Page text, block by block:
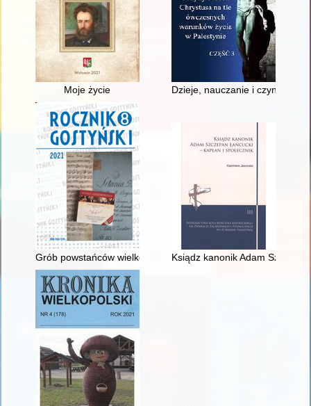
Moje życie Dzieje, nauczanie i czyny
Grób powstańców wielkopolskich na cmentarzu w Strzelcach
Ksiądz kanonik Adam